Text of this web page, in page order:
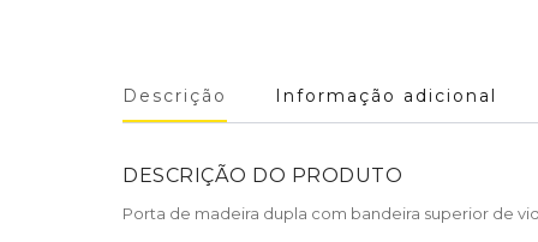
Descrição Informação adicional
DESCRIÇÃO DO PRODUTO
Porta de madeira dupla com bandeira superior de